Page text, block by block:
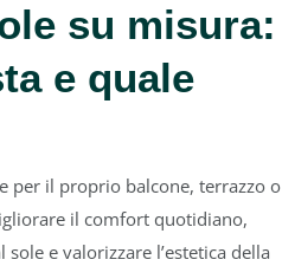
su misura:
e quale
per il proprio balcone, terrazzo o
il comfort quotidiano,
e valorizzare l’estetica della